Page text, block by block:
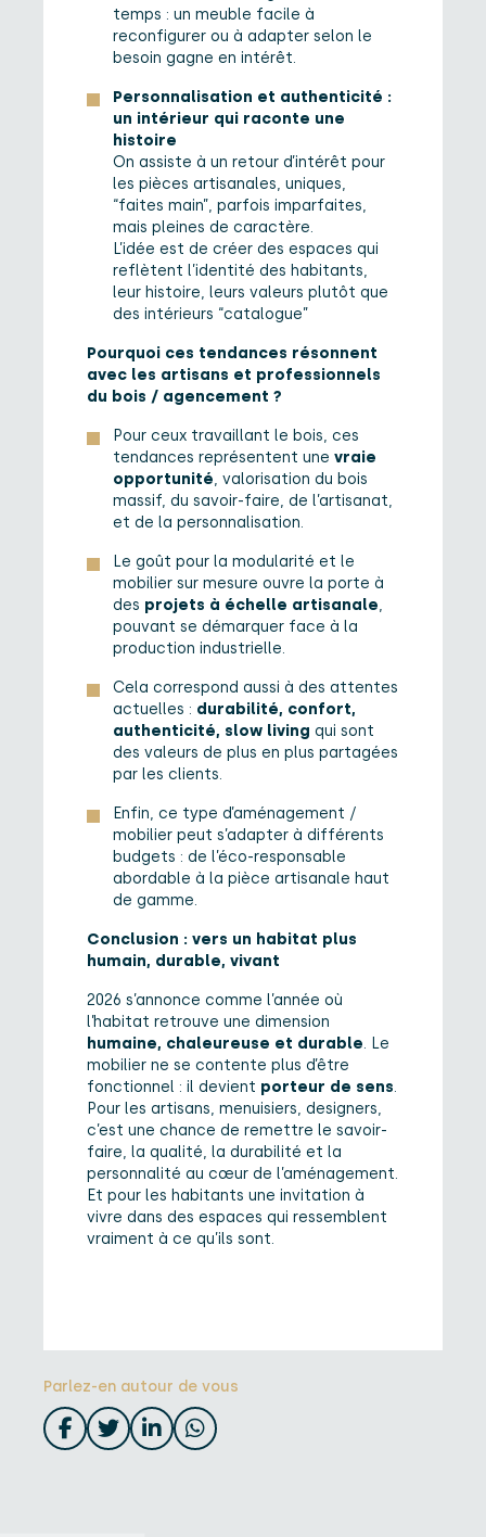
Parlez-en autour de vous
temps : un meuble facile à
reconfigurer ou à adapter selon le
besoin gagne en intérêt.
Personnalisation et authenticité :
un intérieur qui raconte une
histoire
On assiste à un retour d’intérêt pour
les pièces artisanales, uniques,
“faites main”, parfois imparfaites,
mais pleines de caractère.
L’idée est de créer des espaces qui
reflètent l’identité des habitants,
leur histoire, leurs valeurs plutôt que
des intérieurs “catalogue”
Pourquoi ces tendances résonnent
avec les artisans et professionnels
du bois / agencement ?
Pour ceux travaillant le bois, ces
tendances représentent une vraie
opportunité, valorisation du bois
massif, du savoir-faire, de l’artisanat,
et de la personnalisation.
Le goût pour la modularité et le
mobilier sur mesure ouvre la porte à
des projets à échelle artisanale,
pouvant se démarquer face à la
production industrielle.
Cela correspond aussi à des attentes
actuelles : durabilité, confort,
authenticité, slow living qui sont
des valeurs de plus en plus partagées
par les clients.
Enfin, ce type d’aménagement /
mobilier peut s’adapter à différents
budgets : de l’éco-responsable
abordable à la pièce artisanale haut
de gamme.
Conclusion : vers un habitat plus
humain, durable, vivant
2026 s’annonce comme l’année où
l’habitat retrouve une dimension
humaine, chaleureuse et durable. Le
mobilier ne se contente plus d’être
fonctionnel : il devient porteur de sens.
Pour les artisans, menuisiers, designers,
c’est une chance de remettre le savoir-
faire, la qualité, la durabilité et la
personnalité au cœur de l’aménagement.
Et pour les habitants une invitation à
vivre dans des espaces qui ressemblent
vraiment à ce qu’ils sont.